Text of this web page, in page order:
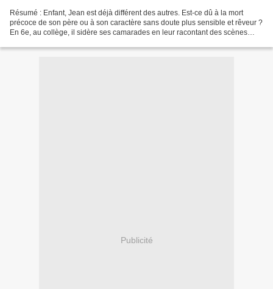
Résumé : Enfant, Jean est déjà différent des autres. Est-ce dû à la mort
précoce de son père ou à son caractère sans doute plus sensible et rêveur ?
En 6e, au collège, il sidère ses camarades en leur racontant des scènes
Publicité